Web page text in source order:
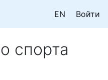
EN Войти
спорта